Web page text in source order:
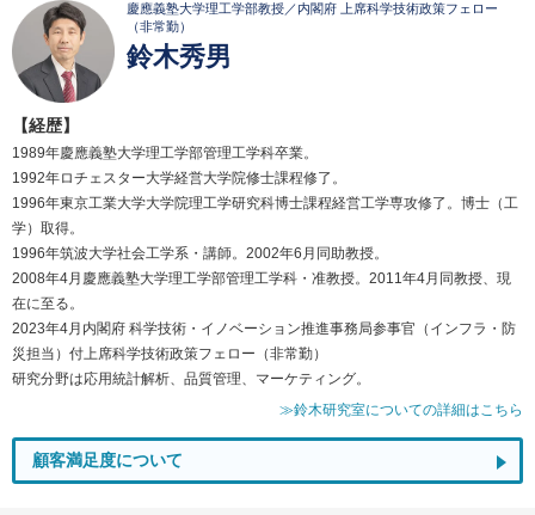
慶應義塾大学理工学部教授／内閣府 上席科学技術政策フェロー
（非常勤）
鈴木秀男
【経歴】
1989年慶應義塾大学理工学部管理工学科卒業。
1992年ロチェスター大学経営大学院修士課程修了。
1996年東京工業大学大学院理工学研究科博士課程経営工学専攻修了。博士（工
学）取得。
1996年筑波大学社会工学系・講師。2002年6月同助教授。
2008年4月慶應義塾大学理工学部管理工学科・准教授。2011年4月同教授、現
在に至る。
2023年4月内閣府 科学技術・イノベーション推進事務局参事官（インフラ・防
災担当）付上席科学技術政策フェロー（非常勤）
研究分野は応用統計解析、品質管理、マーケティング。
≫鈴木研究室についての詳細はこちら
顧客満足度について